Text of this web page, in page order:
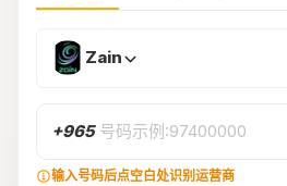
Zain
+965 号码示例:97400000
输入号码后点空白处识别运营商